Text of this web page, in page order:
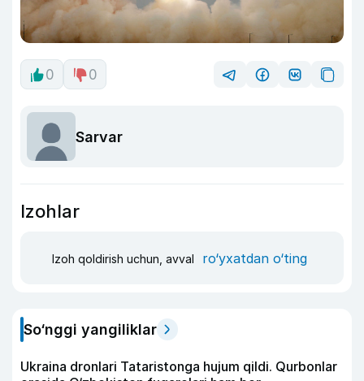
0 0
Sarvar
Izohlar
Izoh qoldirish uchun, avval ro‘yxatdan o‘ting
So‘nggi yangiliklar
Ukraina dronlari Tataristonga hujum qildi. Qurbonlar